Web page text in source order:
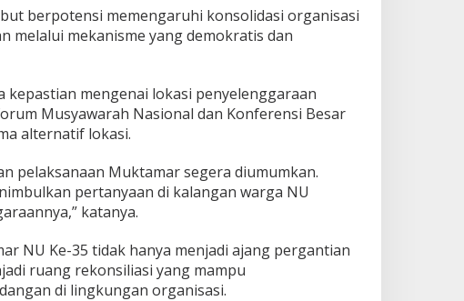
berpotensi memengaruhi konsolidasi organisasi
melalui mekanisme yang demokratis dan
kepastian mengenai lokasi penyelenggaraan
Musyawarah Nasional dan Konferensi Besar
alternatif lokasi.
pelaksanaan Muktamar segera diumumkan.
pertanyaan di kalangan warga NU
katanya.
NU Ke-35 tidak hanya menjadi ajang pergantian
ruang rekonsiliasi yang mampu
di lingkungan organisasi.